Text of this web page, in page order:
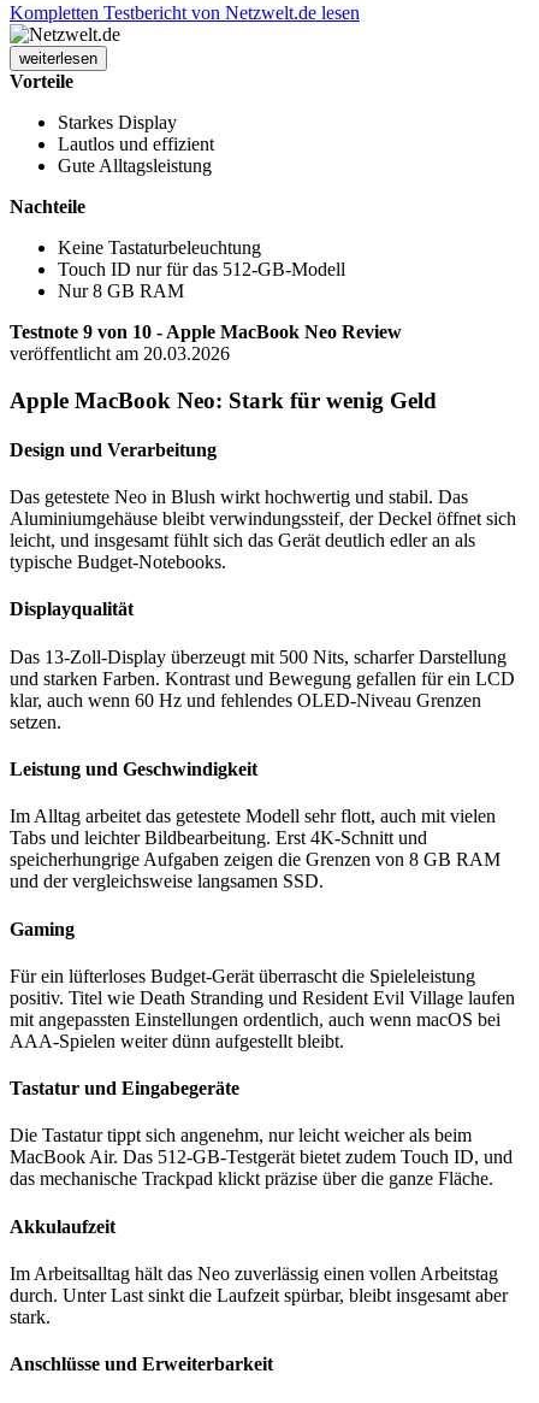
Kompletten Testbericht von Netzwelt.de lesen
weiterlesen
Vorteile
Starkes Display
Lautlos und effizient
Gute Alltagsleistung
Nachteile
Keine Tastaturbeleuchtung
Touch ID nur für das 512-GB-Modell
Nur 8 GB RAM
Testnote 9 von 10 - Apple MacBook Neo Review
veröffentlicht am 20.03.2026
Apple MacBook Neo: Stark für wenig Geld
Design und Verarbeitung
Das getestete Neo in Blush wirkt hochwertig und stabil. Das
Aluminiumgehäuse bleibt verwindungssteif, der Deckel öffnet sich
leicht, und insgesamt fühlt sich das Gerät deutlich edler an als
typische Budget-Notebooks.
Displayqualität
Das 13-Zoll-Display überzeugt mit 500 Nits, scharfer Darstellung
und starken Farben. Kontrast und Bewegung gefallen für ein LCD
klar, auch wenn 60 Hz und fehlendes OLED-Niveau Grenzen
setzen.
Leistung und Geschwindigkeit
Im Alltag arbeitet das getestete Modell sehr flott, auch mit vielen
Tabs und leichter Bildbearbeitung. Erst 4K-Schnitt und
speicherhungrige Aufgaben zeigen die Grenzen von 8 GB RAM
und der vergleichsweise langsamen SSD.
Gaming
Für ein lüfterloses Budget-Gerät überrascht die Spieleleistung
positiv. Titel wie Death Stranding und Resident Evil Village laufen
mit angepassten Einstellungen ordentlich, auch wenn macOS bei
AAA-Spielen weiter dünn aufgestellt bleibt.
Tastatur und Eingabegeräte
Die Tastatur tippt sich angenehm, nur leicht weicher als beim
MacBook Air. Das 512-GB-Testgerät bietet zudem Touch ID, und
das mechanische Trackpad klickt präzise über die ganze Fläche.
Akkulaufzeit
Im Arbeitsalltag hält das Neo zuverlässig einen vollen Arbeitstag
durch. Unter Last sinkt die Laufzeit spürbar, bleibt insgesamt aber
stark.
Anschlüsse und Erweiterbarkeit